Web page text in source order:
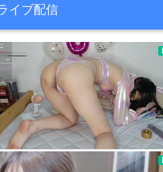
イブ配信